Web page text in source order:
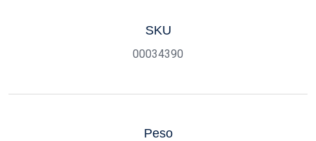
SKU
00034390
Peso